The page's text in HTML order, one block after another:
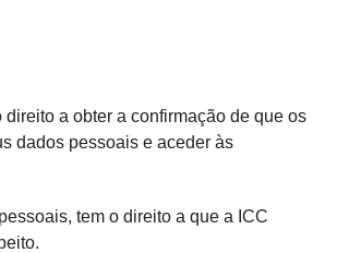
a obter a confirmação de que os
dados pessoais e aceder às
tem o direito a que a ICC